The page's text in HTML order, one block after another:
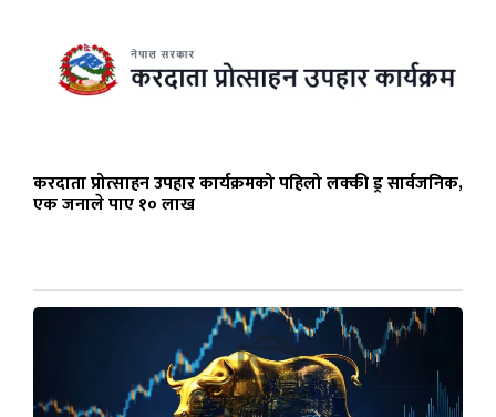
करदाता प्रोत्साहन उपहार कार्यक्रमको पहिलो लक्की ड्र सार्वजनिक,
एक जनाले पाए १० लाख